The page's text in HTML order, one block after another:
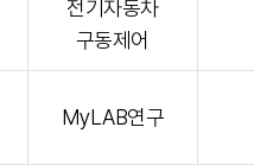
전기자동차
구동제어
MyLAB연구